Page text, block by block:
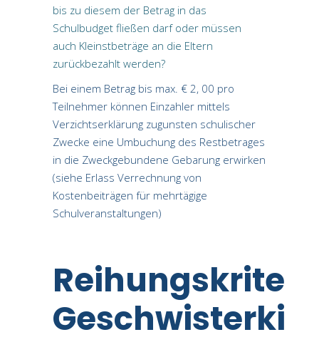
bis zu diesem der Betrag in das
Schulbudget fließen darf oder müssen
auch Kleinstbeträge an die Eltern
zurückbezahlt werden?
Bei einem Betrag bis max. € 2, 00 pro
Teilnehmer können Einzahler mittels
Verzichtserklärung zugunsten schulischer
Zwecke eine Umbuchung des Restbetrages
in die Zweckgebundene Gebarung erwirken
(siehe Erlass Verrechnung von
Kostenbeiträgen für mehrtägige
Schulveranstaltungen)